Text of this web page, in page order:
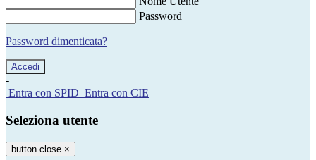
Password
Password dimenticata?
-
Entra con SPID Entra con CIE
Seleziona utente
button close ×